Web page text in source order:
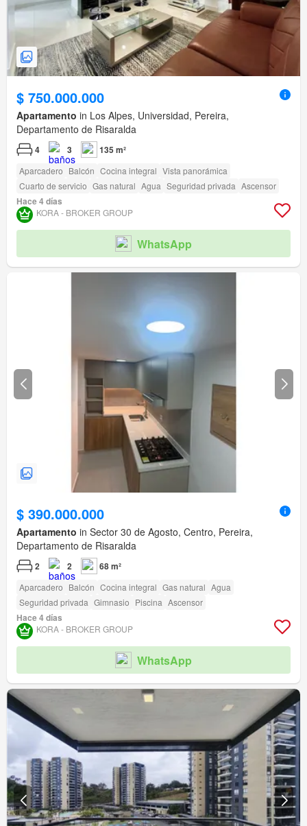
$ 750.000.000
Apartamento in Los Alpes, Universidad, Pereira,
Departamento de Risaralda
4 3 135 m²
Aparcadero Balcón Cocina integral Vista panorámica
Cuarto de servicio Gas natural Agua Seguridad privada Ascensor
Hace 4 días
KORA - BROKER GROUP
WhatsApp
$ 390.000.000
Apartamento in Sector 30 de Agosto, Centro, Pereira,
Departamento de Risaralda
2 2 68 m²
Aparcadero Balcón Cocina integral Gas natural Agua
Seguridad privada Gimnasio Piscina Ascensor
Hace 4 días
KORA - BROKER GROUP
WhatsApp